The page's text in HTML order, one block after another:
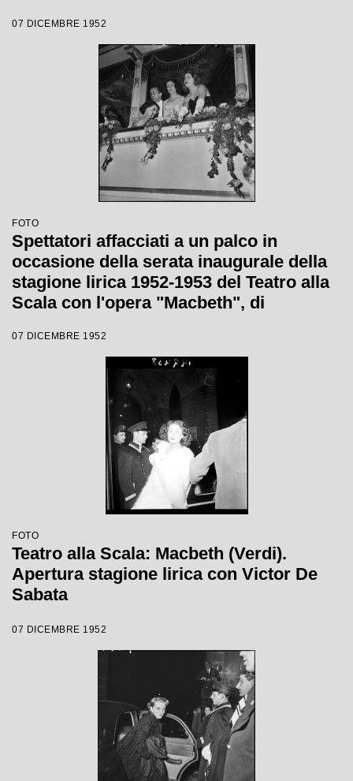
07 DICEMBRE 1952
FOTO
Spettatori affacciati a un palco in
occasione della serata inaugurale della
stagione lirica 1952-1953 del Teatro alla
Scala con l'opera "Macbeth", di
Sabata, con la regia di Carl Ebert
07 DICEMBRE 1952
FOTO
Teatro alla Scala: Macbeth (Verdi).
Apertura stagione lirica con Victor De
Sabata
07 DICEMBRE 1952